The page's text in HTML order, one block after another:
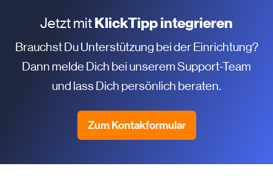
Jetzt mitKlickTipp integrieren
Brauchst Du Unterstützung bei der Einrichtung?
Dann melde Dich bei unserem Support-Team
und lass Dich persönlich beraten.
Zum Kontakformular